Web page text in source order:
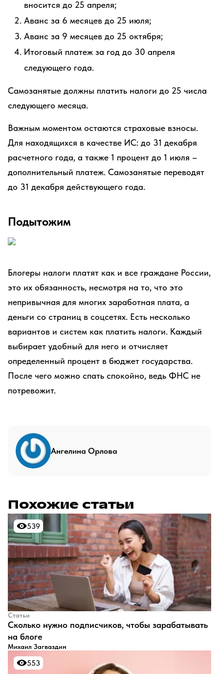
вносится до 25 апреля;
Аванс за 6 месяцев до 25 июля;
Аванс за 9 месяцев до 25 октября;
Итоговый платеж за год до 30 апреля
следующего года.
Самозанятые должны платить налоги до 25 числа
следующего месяца.
Важным моментом остаются страховые взносы.
Для находящихся в качестве ИС: до 31 декабря
расчетного года, а также 1 процент до 1 июля –
дополнительный платеж. Самозанятые переводят
до 31 декабря действующего года.
Подытожим
Блогеры налоги платят как и все граждане России,
это их обязанность, несмотря на то, что это
непривычная для многих заработная плата, а
деньги со страниц в соцсетях. Есть несколько
вариантов и систем как платить налоги. Каждый
выбирает удобный для него и отчисляет
определенный процент в бюджет государства.
После чего можно спать спокойно, ведь ФНС не
потревожит.
Ангелина Орлова
Похожие статьи
539
539
Статьи
​Сколько нужно подписчиков, чтобы зарабатывать
на блоге
Михаил Загваздин
553
553